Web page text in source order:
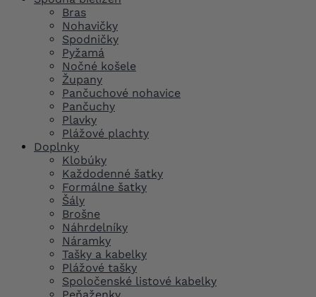
Bras
Nohavičky
Spodničky
Pyžamá
Nočné košele
Župany
Pančuchové nohavice
Pančuchy
Plavky
Plážové plachty
Doplnky
Klobúky
Každodenné šatky
Formálne šatky
Šály
Brošne
Náhrdelníky
Náramky
Tašky a kabelky
Plážové tašky
Spoločenské listové kabelky
Peňaženky